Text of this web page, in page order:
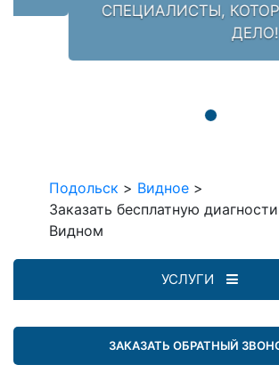
СПЕЦИАЛИСТЫ, КОТОРЫЕ
Подольск > Видное >
Заказать бесплатную
Видном
УСЛУГИ
ЗАКАЗАТЬ ОБРАТНЫЙ